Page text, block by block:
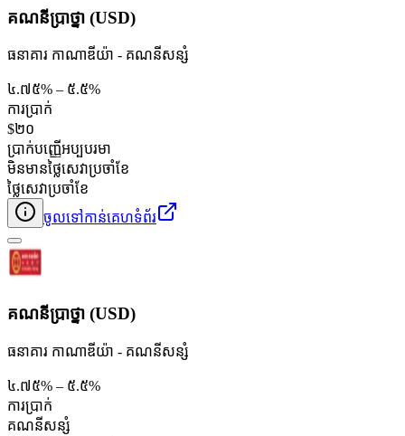
គណនីប្រាថ្នា (USD)
ធនាគារ កាណាឌីយ៉ា - គណនី​សន្សំ
៤.៧៥% – ៥.៥%
ការប្រាក់
$២០
ប្រាក់បញ្ញើអប្បបរមា
មិនមានថ្លៃសេវាប្រចាំខែ
ថ្លៃសេវាប្រចាំខែ
ចូលទៅកាន់គេហទំព័រ
គណនីប្រាថ្នា (USD)
ធនាគារ កាណាឌីយ៉ា - គណនី​សន្សំ
៤.៧៥% – ៥.៥%
ការប្រាក់
គណនី​សន្សំ